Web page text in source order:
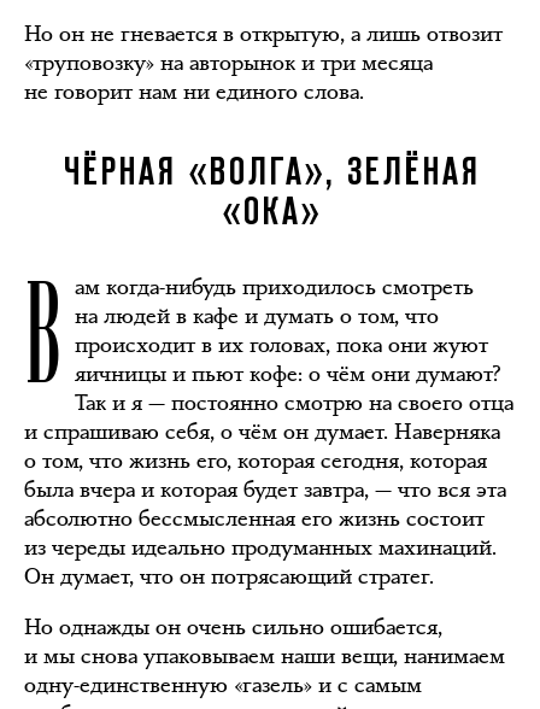
Но он не гневается в открытую, а лишь отвозит
«труповозку» на авторынок и три месяца
не говорит нам ни единого слова.
ЧЁРНАЯ «ВОЛГА», ЗЕЛЁНАЯ
«ОКА»
В ам когда-нибудь приходилось смотреть
на людей в кафе и думать о том, что
происходит в их головах, пока они жуют
яичницы и пьют кофе: о чём они думают?
Так и я — постоянно смотрю на своего отца
и спрашиваю себя, о чём он думает. Наверняка
о том, что жизнь его, которая сегодня, которая
была вчера и которая будет завтра, — что вся эта
абсолютно бессмысленная его жизнь состоит
из череды идеально продуманных махинаций.
Он думает, что он потрясающий стратег.
Но однажды он очень сильно ошибается,
и мы снова упаковываем наши вещи, нанимаем
одну-единственную «газель» и с самым